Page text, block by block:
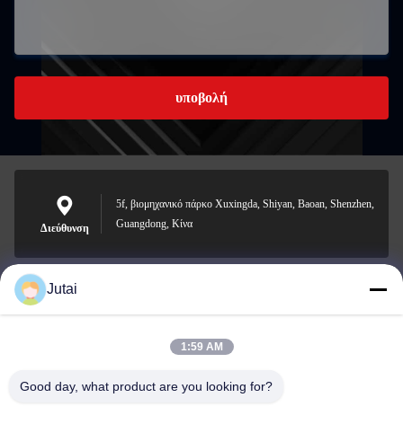
υποβολή
Διεύθυνση
5f, βιομηχανικό πάρκο Xuxingda, Shiyan, Baoan, Shenzhen,
Guangdong, Κίνα
jutaisales18@gmail.com
Jutai
1:59 AM
Good day, what product are you looking for?